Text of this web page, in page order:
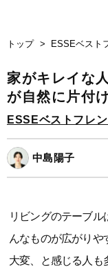
トップ ESSEベスト
家がキレイな
が自然に片付
ESSEベストフレ
中島陽子
リビングのテーブ
んなものが広がりや
大変、と感じる人